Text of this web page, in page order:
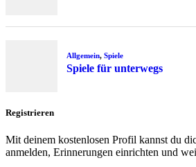
Allgemein, Spiele
Spiele für unterwegs
Registrieren
Mit deinem kostenlosen Profil kannst du
anmelden, Erinnerungen einrichten und